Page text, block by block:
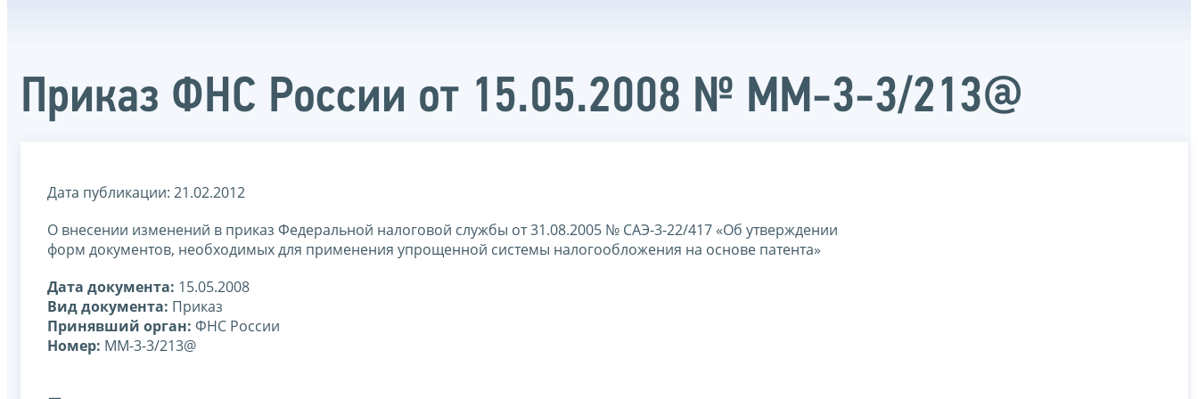
Приказ ФНС России от 15.05.2008 № ММ-3-3/213@
Дата публикации: 21.02.2012
О внесении изменений в приказ Федеральной налоговой службы от 31.08.2005 № САЭ-3-22/417 «Об утверждении
форм документов, необходимых для применения упрощенной системы налогообложения на основе патента»
Дата документа: 15.05.2008
Вид документа: Приказ
Принявший орган: ФНС России
Номер: ММ-3-3/213@